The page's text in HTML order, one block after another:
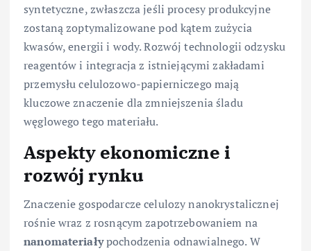
syntetyczne, zwłaszcza jeśli procesy produkcyjne
zostaną zoptymalizowane pod kątem zużycia
kwasów, energii i wody. Rozwój technologii odzysku
reagentów i integracja z istniejącymi zakładami
przemysłu celulozowo-papierniczego mają
kluczowe znaczenie dla zmniejszenia śladu
węglowego tego materiału.
Aspekty ekonomiczne i
rozwój rynku
Znaczenie gospodarcze celulozy nanokrystalicznej
rośnie wraz z rosnącym zapotrzebowaniem na
nanomateriałypochodzenia odnawialnego. W